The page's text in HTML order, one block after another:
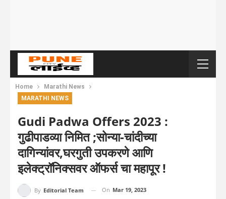
Home
Marathi News
MARATHI NEWS
Gudi Padwa Offers 2023 :
गुढीपाडव्या निमित ;सोन्या-चांदीच्या
दागिन्यांवर,घरगुती उपकरणे आणि
इलेक्ट्रॉनिक्सवर ऑफर्स चा महापूर !
By Editorial Team On Mar 19, 2023